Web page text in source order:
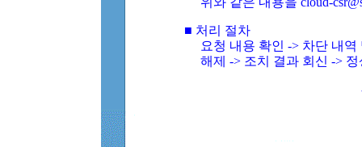
■ 처리 절차
요청 내용 확인 -> 차단 내
해제 -> 조치 결과 회신 ->